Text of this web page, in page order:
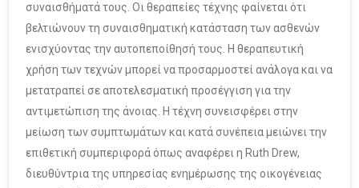
συναισθήματά τους. Oι θεραπείες τέχνης φαίνεται ότι
βελτιώνουν τη συναισθηματική κατάσταση των ασθενών
ενισχύοντας την αυτοπεποίθησή τους. Η θεραπευτική
χρήση των τεχνών μπορεί να προσαρμοστεί ανάλογα και να
μετατραπεί σε αποτελεσματική προσέγγιση για την
αντιμετώπιση της άνοιας. Η τέχνη συνεισφέρει στην
μείωση των συμπτωμάτων και κατά συνέπεια μειώνει την
επιθετική συμπεριφορά όπως αναφέρει η Ruth Drew,
διευθύντρια της υπηρεσίας ενημέρωσης της οικογένειας